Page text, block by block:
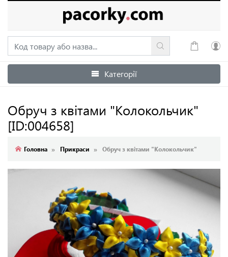
Увійти
Категорії
Обруч з квітами "Колокольчик"
[ID:004658]
Головна Прикраси Обруч з квітами "Колокольчик"